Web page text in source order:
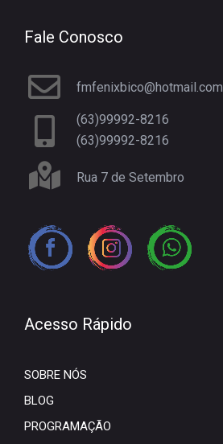
Fale Conosco
fmfenixbico@hotmail.com
(63)99992-8216
(63)99992-8216
Rua 7 de Setembro
Acesso Rápido
SOBRE NÓS
BLOG
PROGRAMAÇÃO